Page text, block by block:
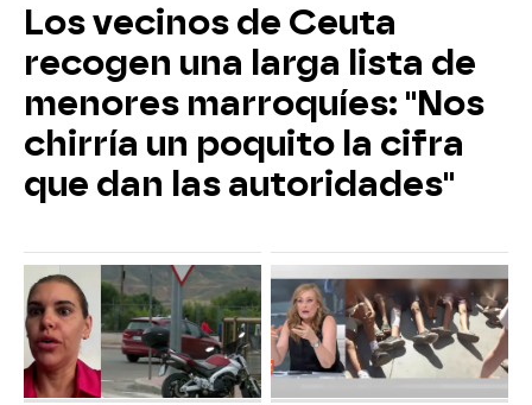
Los vecinos de Ceuta
recogen una larga lista de
menores marroquíes: "Nos
chirría un poquito la cifra
que dan las autoridades"